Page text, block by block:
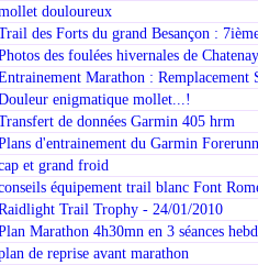
douloureux
des Forts du grand Besançon :
des foulées hivernales de
Marathon : Remplacement
enigmatique mollet...!
de données Garmin 405 hrm
d'entrainement du Garmin
et grand froid
équipement trail blanc Font
Trail Trophy - 24/01/2010
Marathon 4h30mn en 3 séances
de reprise avant marathon